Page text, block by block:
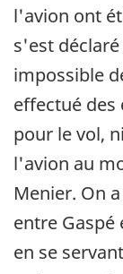
l'avion ont
s'est
impossible
effectué des
pour le vol,
l'avion au
Menier. On
entre
en se